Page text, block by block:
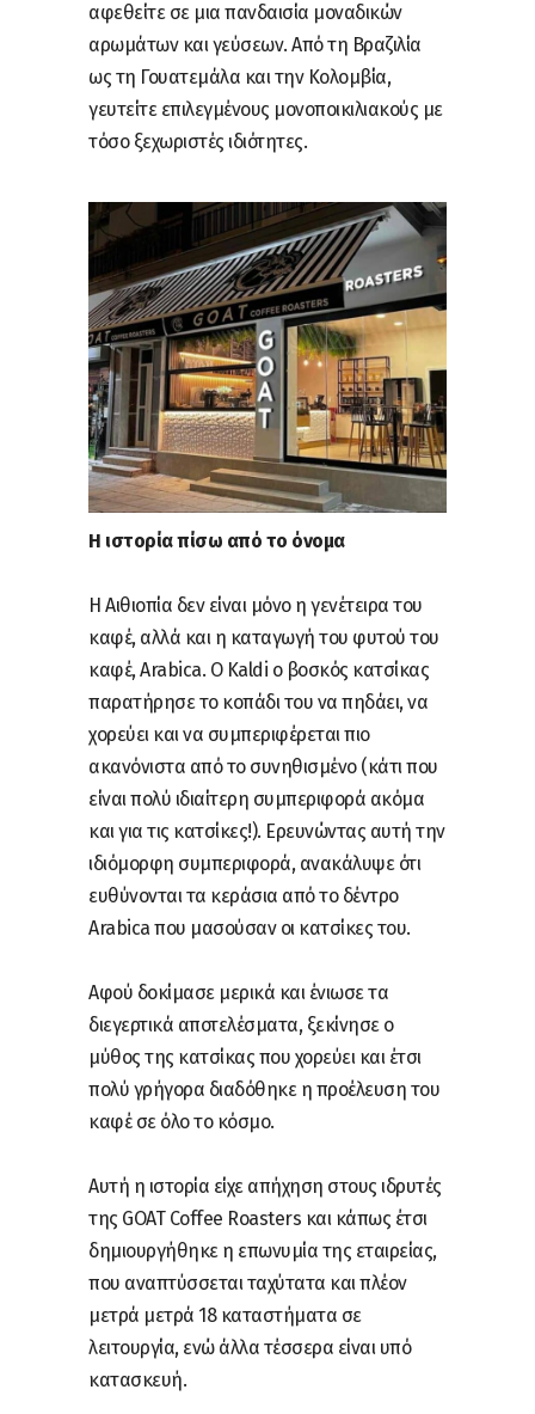
αφεθείτε σε μια πανδαισία μοναδικών
αρωμάτων και γεύσεων. Από τη Βραζιλία
ως τη Γουατεμάλα και την Κολομβία,
γευτείτε επιλεγμένους μονοποικιλιακούς με
τόσο ξεχωριστές ιδιότητες.
H ιστορία πίσω από το όνομα
Η Αιθιοπία δεν είναι μόνο η γενέτειρα του
καφέ, αλλά και η καταγωγή του φυτού του
καφέ, Arabica. Ο Kaldi ο βοσκός κατσίκας
παρατήρησε το κοπάδι του να πηδάει, να
χορεύει και να συμπεριφέρεται πιο
ακανόνιστα από το συνηθισμένο (κάτι που
είναι πολύ ιδιαίτερη συμπεριφορά ακόμα
και για τις κατσίκες!). Ερευνώντας αυτή την
ιδιόμορφη συμπεριφορά, ανακάλυψε ότι
ευθύνονται τα κεράσια από το δέντρο
Arabica που μασούσαν οι κατσίκες του.
Αφού δοκίμασε μερικά και ένιωσε τα
διεγερτικά αποτελέσματα, ξεκίνησε ο
μύθος της κατσίκας που χορεύει και έτσι
πολύ γρήγορα διαδόθηκε η προέλευση του
καφέ σε όλο το κόσμο.
Αυτή η ιστορία είχε απήχηση στους ιδρυτές
της GOAT Coffee Roasters και κάπως έτσι
δημιουργήθηκε η επωνυμία της εταιρείας,
που αναπτύσσεται ταχύτατα και πλέον
μετρά μετρά 18 καταστήματα σε
λειτουργία, ενώ άλλα τέσσερα είναι υπό
κατασκευή.